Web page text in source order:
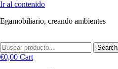
Ir al contenido
Egamobiliario, creando ambientes
Search
€0,00 Cart